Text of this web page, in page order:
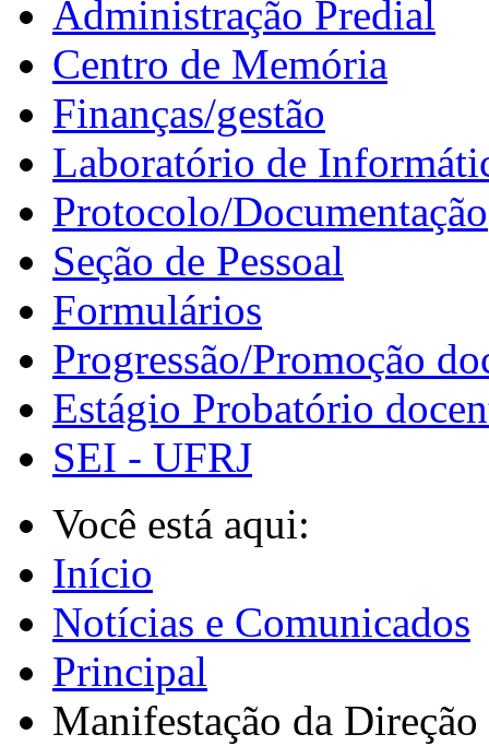
Administração Predial
Centro de Memória
Finanças/gestão
Laboratório de
Protocolo/Documentação
Seção de Pessoal
Formulários
Progressão/Promoção
Estágio Probatório
SEI - UFRJ
Você está aqui:
Início
Notícias e Comunicados
Principal
Manifestação da